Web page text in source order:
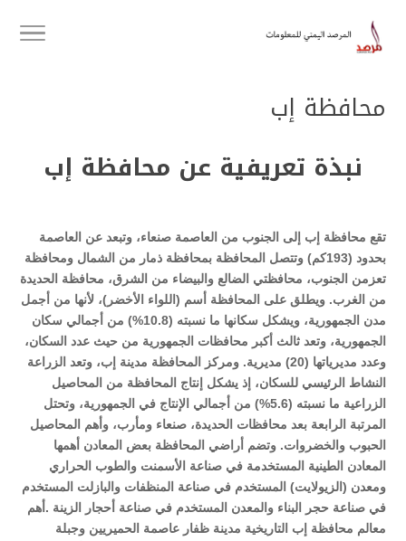
محافظة إب
نبذة تعريفية عن محافظة إب
تقع محافظة إب إلى الجنوب من العاصمة صنعاء، وتبعد عن العاصمة
بحدود (193كم) وتتصل المحافظة بمحافظة ذمار من الشمال ومحافظة
تعزمن الجنوب، محافظتي الضالع والبيضاء من الشرق، محافظة الحديدة
من الغرب. ويطلق على المحافظة أسم (اللواء الأخضر)، لأنها من أجمل
مدن الجمهورية، ويشكل سكانها ما نسبته (10.8%) من أجمالي سكان
الجمهورية، وتعد ثالث أكبر محافظات الجمهورية من حيث عدد السكان،
وعدد مديرياتها (20) مديرية. ومركز المحافظة مدينة إب، وتعد الزراعة
النشاط الرئيسي للسكان، إذ يشكل إنتاج المحافظة من المحاصيل
الزراعية ما نسبته (5.6%) من أجمالي الإنتاج في الجمهورية، وتحتل
المرتبة الرابعة بعد محافظات الحديدة، صنعاء ومأرب، وأهم المحاصيل
الحبوب والخضروات. وتضم أراضي المحافظة بعض المعادن أهمها
المعادن الطينية المستخدمة في صناعة الأسمنت والطوب الحراري
ومعدن (الزيولايت) المستخدم في صناعة المنظفات والبازلت المستخدم
في صناعة حجر البناء والمعدن المستخدم في صناعة أحجار الزينة .أهم
معالم محافظة إب التاريخية مدينة ظفار عاصمة الحميريين وجبلة